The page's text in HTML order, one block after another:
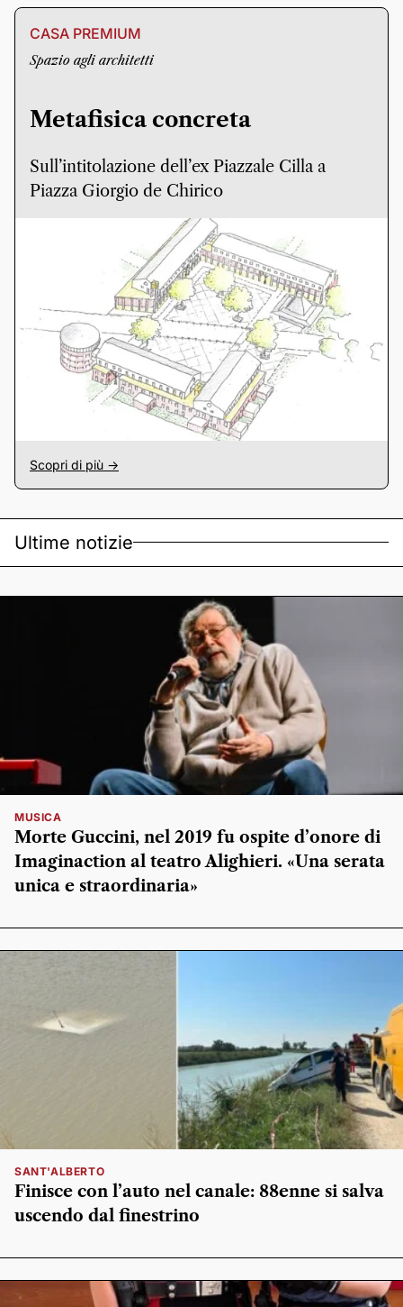
CASA PREMIUM
Spazio agli architetti
Metafisica concreta
Sull’intitolazione dell’ex Piazzale Cilla a
Piazza Giorgio de Chirico
Scopri di più ->
Ultime notizie
MUSICA
Morte Guccini, nel 2019 fu ospite d’onore di
Imaginaction al teatro Alighieri. «Una serata
unica e straordinaria»
SANT'ALBERTO
Finisce con l’auto nel canale: 88enne si salva
uscendo dal finestrino